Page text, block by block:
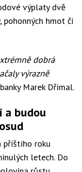
výplaty dvě
pohonných hmot či
dobrá
výrazně
Marek Dřímal.
a budou
příštího roku
letech. Do